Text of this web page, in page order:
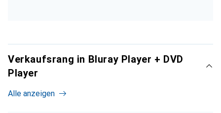
Verkaufsrang in Bluray Player + DVD
Player
Alle anzeigen